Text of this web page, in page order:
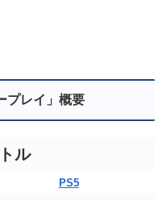
プレイ」概要
ル
PS5